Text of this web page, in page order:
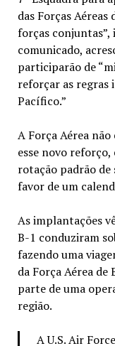
das Forças
forças
comunicado,
participarão de
reforçar as regras
Pacífico.”
A Força Aérea
esse novo
rotação padrão de
favor de um
As implantações
B-1 conduziram
fazendo uma
da Força Aérea
parte de uma
região.
A U.S. Air